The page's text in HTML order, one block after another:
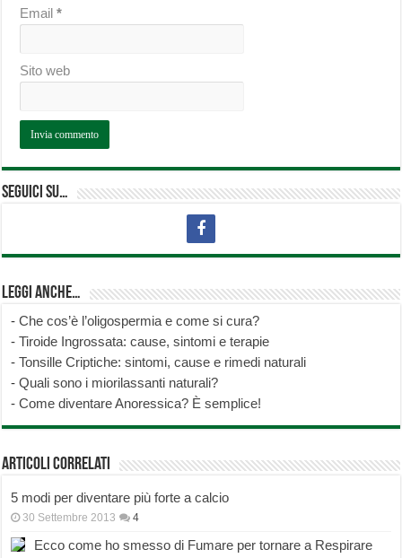
Email*
Sito web
Seguici su…
Leggi anche…
-Che cos’è l’oligospermia e come si cura?
-Tiroide Ingrossata: cause, sintomi e terapie
-Tonsille Criptiche: sintomi, cause e rimedi naturali
-Quali sono i miorilassanti naturali?
-Come diventare Anoressica? È semplice!
Articoli correlati
5 modi per diventare più forte a calcio
30 Settembre 2013 4
Ecco come ho smesso di Fumare per tornare a Respirare